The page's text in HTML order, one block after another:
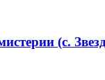
(с.